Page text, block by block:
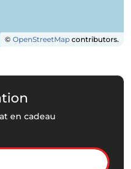
© OpenStreetMap contributors.
en cadeau